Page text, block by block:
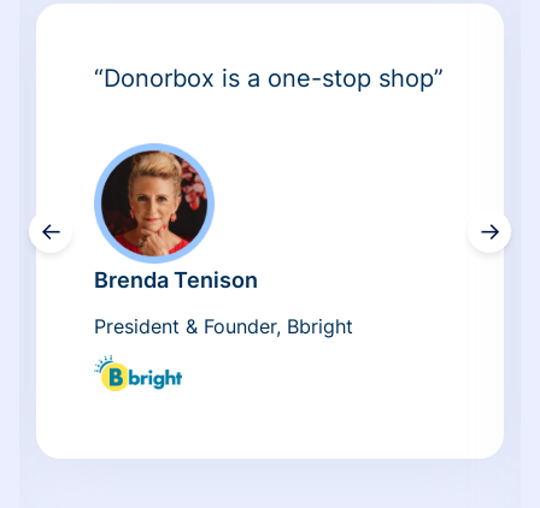
←
“Donorbox is a one-stop shop”
Brenda Tenison
President & Founder, Bbright
→